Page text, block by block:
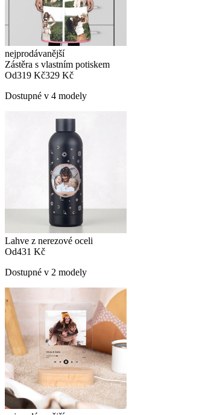
nejprodávanější
Zástěra s vlastním potiskem
Od319 Kč329 Kč
Dostupné v 4 modely
Lahve z nerezové oceli
Od431 Kč
Dostupné v 2 modely